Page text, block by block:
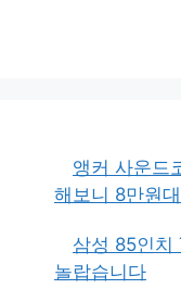
앵커 사운드
해보니 8만원
삼성 85인치
놀랍습니다